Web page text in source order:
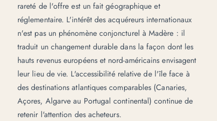
rareté de l'offre est un fait géographique et
réglementaire. L'intérêt des acquéreurs internationaux
n'est pas un phénomène conjoncturel à Madère : il
traduit un changement durable dans la façon dont les
hauts revenus européens et nord-américains envisagent
leur lieu de vie. L'accessibilité relative de l'île face à
des destinations atlantiques comparables (Canaries,
Açores, Algarve au Portugal continental) continue de
retenir l'attention des acheteurs.